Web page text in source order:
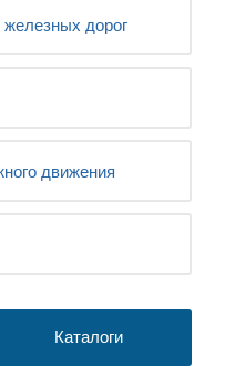
дорог
движения
Каталоги